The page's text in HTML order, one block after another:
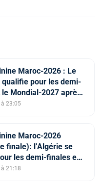
Maroc-2026 : Le
qualifie pour les demi-
Mondial-2027 après
face à l’Afrique du Sud
23:05
Maroc-2026
finale): l’Algérie se
les demi-finales en
d’Ivoire (2-1)
21:18